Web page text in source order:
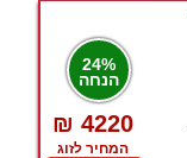
24%
הנחה
₪ 4220
המחיר לזוג